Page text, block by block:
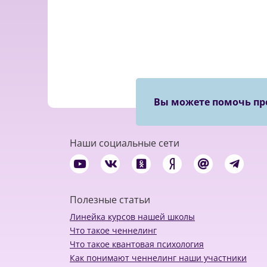
Вы можете помочь
Наши социальные сети
Полезные статьи
Линейка курсов нашей школы
Что такое ченнелинг
Что такое квантовая психология
Как понимают ченнелинг наши участники